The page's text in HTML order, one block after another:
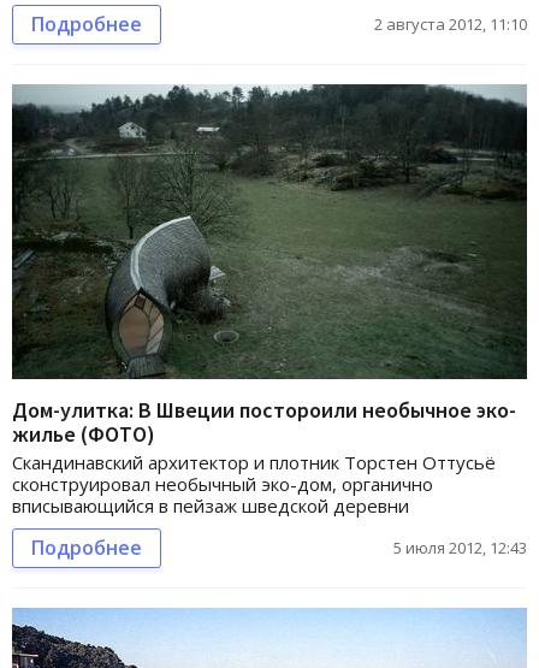
Подробнее 2 августа 2012, 11:10
Дом-улитка: В Швеции постороили необычное эко-
жилье (ФОТО)
Скандинавский архитектор и плотник Торстен Оттусьё
сконструировал необычный эко-дом, органично
вписывающийся в пейзаж шведской деревни
Подробнее 5 июля 2012, 12:43